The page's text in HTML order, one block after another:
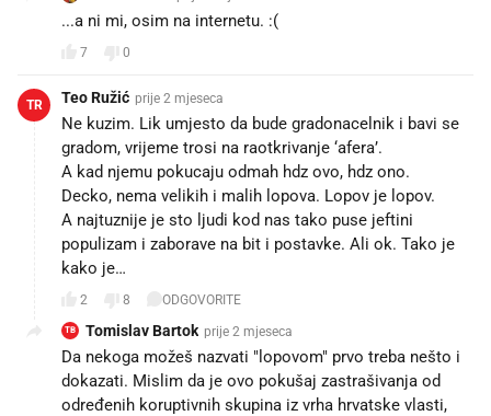
...a ni mi, osim na internetu. :(
7 0
TR Teo Ružić prije 2 mjeseca
Ne kuzim. Lik umjesto da bude gradonacelnik i bavi se
gradom, vrijeme trosi na raotkrivanje ‘afera’.
A kad njemu pokucaju odmah hdz ovo, hdz ono.
Decko, nema velikih i malih lopova. Lopov je lopov.
A najtuznije je sto ljudi kod nas tako puse jeftini
populizam i zaborave na bit i postavke. Ali ok. Tako je
kako je…
2 8 ODGOVORITE
TB Tomislav Bartok prije 2 mjeseca
Da nekoga možeš nazvati "lopovom" prvo treba nešto i
dokazati. Mislim da je ovo pokušaj zastrašivanja od
određenih koruptivnih skupina iz vrha hrvatske vlasti,